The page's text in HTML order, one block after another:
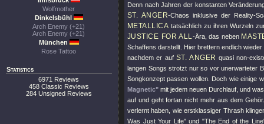
Wolfmother
Dinkelsbühl
Arch Enemy (+21)
Arch Enemy (+21)
München
Rose Tattoo
Statistics
6971 Reviews
458 Classic Reviews
284 Unsigned Reviews
Denn nach Jahren der konstanten
ST. ANGER-Chaos inklusive der Reality-
METALLICA tatsächlich zu ihren Wurzeln
JUSTICE FOR ALL-Ära, das neben
Schaffens darstellt. Hier brettern endlich
nachdem er auf ST. ANGER quasi non-
langen Songs strotzt nur so vor unerwarteter
Songkonzept passen wollen. Doch wie einige
Magnetic" mit jedem neuen Durchlauf, und
auf und geht fortan nicht mehr aus dem
verlernt haben, wie erstklassiger Thrash
Was Just Your Life"und "The End of the